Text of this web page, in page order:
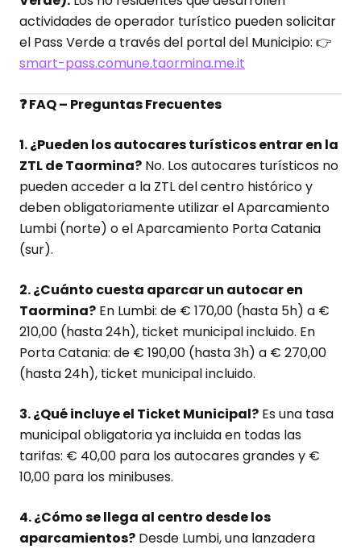
actividades de operador turístico pueden solicitar
el Pass Verde a través del portal del Municipio: 👉
smart-pass.comune.taormina.me.it
❓ FAQ – Preguntas Frecuentes
1. ¿Pueden los autocares turísticos entrar en la
ZTL de Taormina? No. Los autocares turísticos no
pueden acceder a la ZTL del centro histórico y
deben obligatoriamente utilizar el Aparcamiento
Lumbi (norte) o el Aparcamiento Porta Catania
(sur).
2. ¿Cuánto cuesta aparcar un autocar en
Taormina? En Lumbi: de € 170,00 (hasta 5h) a €
210,00 (hasta 24h), ticket municipal incluido. En
Porta Catania: de € 190,00 (hasta 3h) a € 270,00
(hasta 24h), ticket municipal incluido.
3. ¿Qué incluye el Ticket Municipal? Es una tasa
municipal obligatoria ya incluida en todas las
tarifas: € 40,00 para los autocares grandes y €
10,00 para los minibuses.
4. ¿Cómo se llega al centro desde los
aparcamientos? Desde Lumbi, una lanzadera